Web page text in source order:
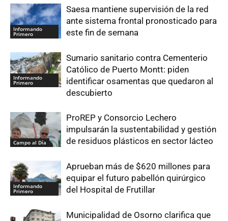
Informando
Primero
Saesa mantiene supervisión de la red
ante sistema frontal pronosticado para
este fin de semana
Informando
Primero
Sumario sanitario contra Cementerio
Católico de Puerto Montt: piden
identificar osamentas que quedaron al
descubierto
Campo al Día
ProREP y Consorcio Lechero
impulsarán la sustentabilidad y gestión
de residuos plásticos en sector lácteo
Informando
Primero
Aprueban más de $620 millones para
equipar el futuro pabellón quirúrgico
del Hospital de Frutillar
Municipalidad de Osorno clarifica que